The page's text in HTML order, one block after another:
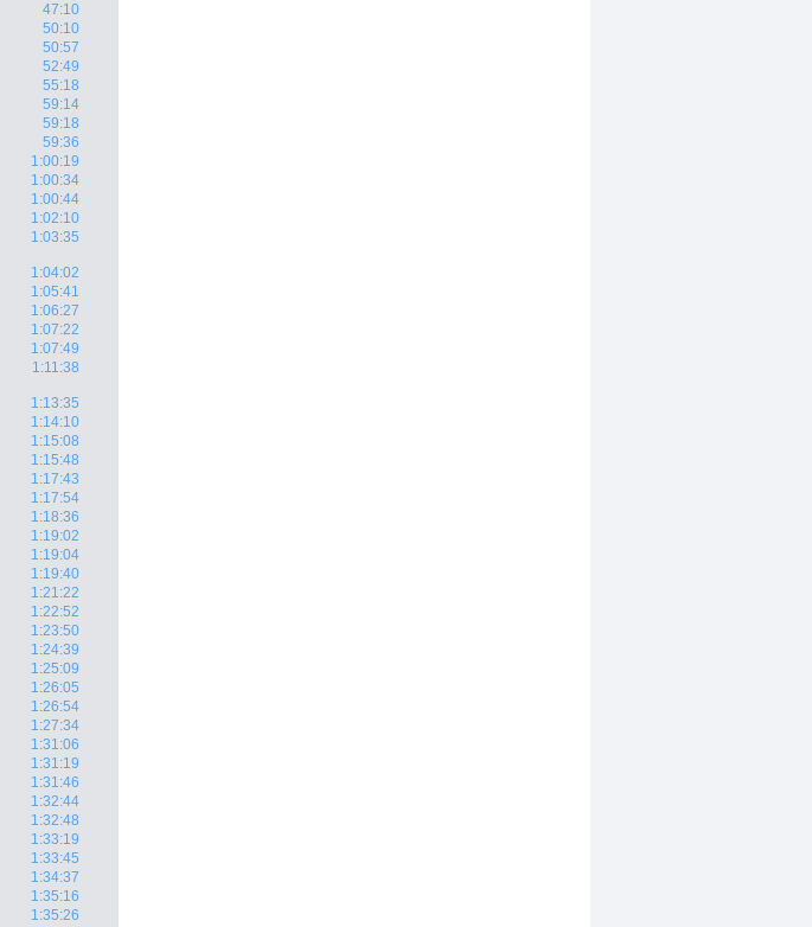
47:10
50:10
50:57
52:49
55:18
59:14
59:18
59:36
1:00:19
1:00:34
1:00:44
1:02:10
1:03:35
1:04:02
1:05:41
1:06:27
1:07:22
1:07:49
1:11:38
1:13:35
1:14:10
1:15:08
1:15:48
1:17:43
1:17:54
1:18:36
1:19:02
1:19:04
1:19:40
1:21:22
1:22:52
1:23:50
1:24:39
1:25:09
1:26:05
1:26:54
1:27:34
1:31:06
1:31:19
1:31:46
1:32:44
1:32:48
1:33:19
1:33:45
1:34:37
1:35:16
1:35:26